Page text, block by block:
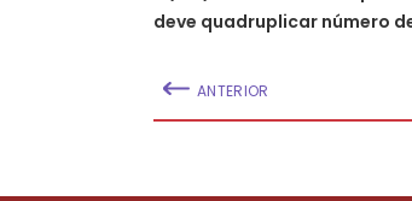
deve quadruplicar número
ANTERIOR